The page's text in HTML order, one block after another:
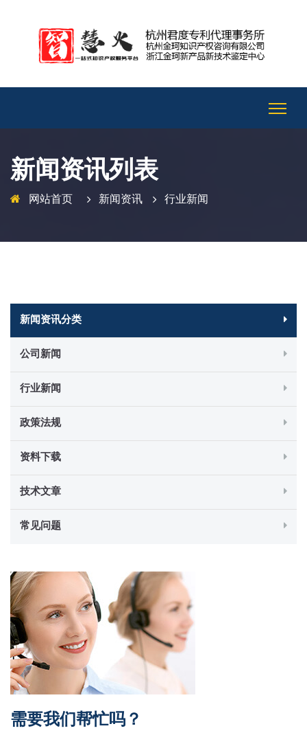
新闻资讯列表
网站首页 新闻资讯 行业新闻
新闻资讯分类
公司新闻
行业新闻
政策法规
资料下载
技术文章
常见问题
需要我们帮忙吗？